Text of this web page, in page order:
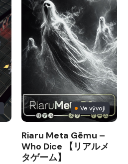
Ve vývoji
Riaru Meta Gēmu –
Who Dice 【リアルメ
タゲーム】